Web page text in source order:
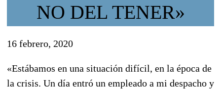
NO DEL TENER»
16 febrero, 2020
«Estábamos en una situación difícil, en la época de
la crisis. Un día entró un empleado a mi despacho y